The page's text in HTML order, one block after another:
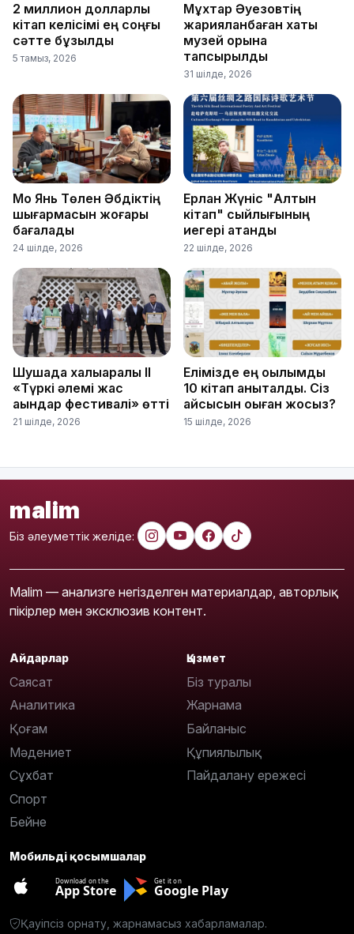
2 миллион долларлық
кітап келісімі ең соңғы
сәтте бұзылды
5 тамыз, 2026
Мұхтар Әуезовтің
жарияланбаған хаты
музей қорына
тапсырылды
31 шілде, 2026
Мо Янь Төлен Әбдіктің
шығармасын жоғары
бағалады
24 шілде, 2026
Ерлан Жүніс "Алтын
кітап" сыйлығының
иегері атанды
22 шілде, 2026
Шушада халықаралық ІІ
«Түркі әлемі жас
ақындар фестивалі» өтті
21 шілде, 2026
Елімізде ең оқылымды
10 кітап анықталды. Сіз
қайсысын оқыған жоқсыз?
15 шілде, 2026
malim
Біз әлеуметтік желіде:
Malim — анализге негізделген материалдар, авторлық
пікірлер мен эксклюзив контент.
Айдарлар
Саясат
Аналитика
Қоғам
Мәдениет
Сұхбат
Спорт
Бейне
Қызмет
Біз туралы
Жарнама
Байланыс
Құпиялылық
Пайдалану ережесі
Мобильді қосымшалар
Download on the
App Store
Get it on
Google Play
Қауіпсіз орнату, жарнамасыз хабарламалар.